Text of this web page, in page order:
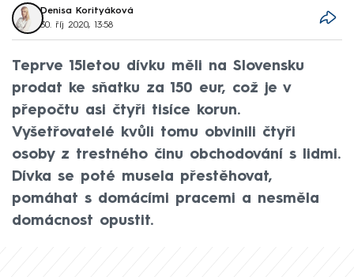
Denisa Korityáková
30. říj 2020, 13:58
Teprve 15letou dívku měli na Slovensku
prodat ke sňatku za 150 eur, což je v
přepočtu asi čtyři tisíce korun.
Vyšetřovatelé kvůli tomu obvinili čtyři
osoby z trestného činu obchodování s lidmi.
Dívka se poté musela přestěhovat,
pomáhat s domácími pracemi a nesměla
domácnost opustit.